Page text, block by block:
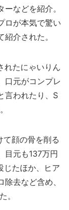
などを紹介。
ロが本気で驚い
介された。
れたにゃいりん
口元がコンプレ
言われたり、S
顔の骨を削る
目元も137万円
じたほか、ヒア
去など含め、
。